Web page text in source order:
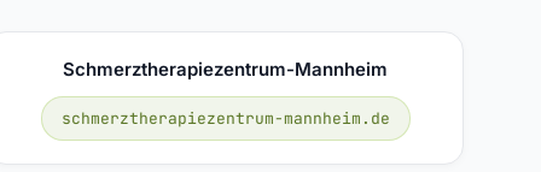
Schmerztherapiezentrum-Mannheim
schmerztherapiezentrum-mannheim.de